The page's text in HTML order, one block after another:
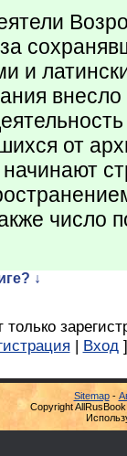
и
от
число
↓
| Вход ]
Sitemap-
Copyright